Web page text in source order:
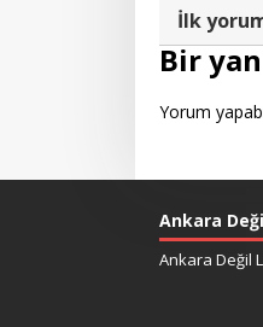
İlk
Bir
Yorum
Ankara
Ankara Değil